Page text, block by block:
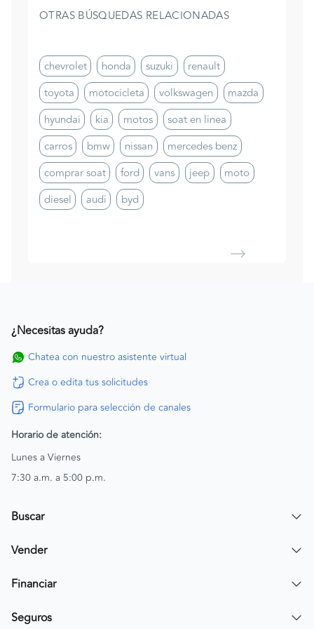
OTRAS BÚSQUEDAS RELACIONADAS
chevrolet honda suzuki
renault
toyota
motocicleta volkswagen
mazda
hyundai
kia motos
soat en linea
carros
bmw nissan
mercedes benz
comprar soat
ford vans jeep
moto
diesel
audi byd
¿Necesitas ayuda?
Chatea con nuestro asistente virtual
Crea o edita tus solicitudes
Formulario para selección de canales
Horario de atención:
Lunes a Viernes
7:30 a.m. a 5:00 p.m.
Buscar
Encuentra un carro
Vender
Publicar mi vehículo
Financiar
Simular crédito
Seguros